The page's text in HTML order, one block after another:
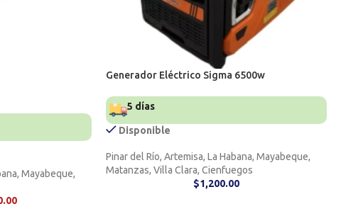
Mayabeque,
Generador Eléctrico Sigma 6500w
5 días
Disponible
Pinar del Río, Artemisa, La Habana, Mayabeque,
Matanzas, Villa Clara, Cienfuegos
$1,200.00